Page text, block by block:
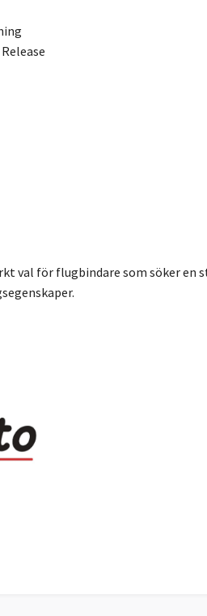
val för flugbindare som söker en